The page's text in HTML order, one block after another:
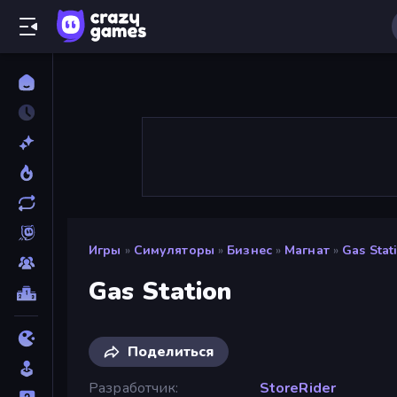
Игры » Симуляторы » Бизнес » Магнат » Gas
Gas Station
Поделиться
Разработчик
StoreRider